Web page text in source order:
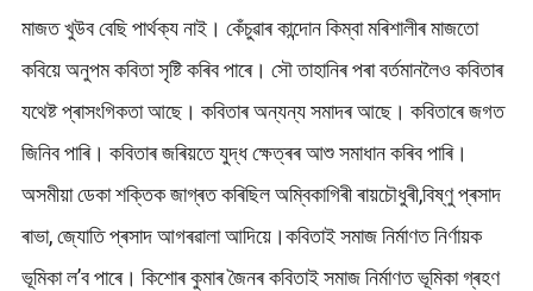
মাজত খুউব বেছি পাৰ্থক্য নাই। কেঁচুৱাৰ কান্দোন কিম্বা মৰিশালীৰ মাজতো
কবিয়ে অনুপম কবিতা সৃষ্টি কৰিব পাৰে। সৌ তাহানিৰ পৰা বৰ্তমানলৈও কবিতাৰ
যথেষ্ট প্ৰাসংগিকতা আছে। কবিতাৰ অন্যন্য সমাদৰ আছে। কবিতাৰে জগত
জিনিব পাৰি। কবিতাৰ জৰিয়তে যুদ্ধ ক্ষেত্ৰৰ আশু সমাধান কৰিব পাৰি।
অসমীয়া ডেকা শক্তিক জাগ্ৰত কৰিছিল অম্বিকাগিৰী ৰায়চৌধুৰী,বিষ্ণু প্ৰসাদ
ৰাভা, জ্যোতি প্ৰসাদ আগৰৱালা আদিয়ে।কবিতাই সমাজ নিৰ্মাণত নিৰ্ণায়ক
ভূমিকা ল’ব পাৰে। কিশোৰ কুমাৰ জৈনৰ কবিতাই সমাজ নিৰ্মাণত ভূমিকা গ্ৰহণ